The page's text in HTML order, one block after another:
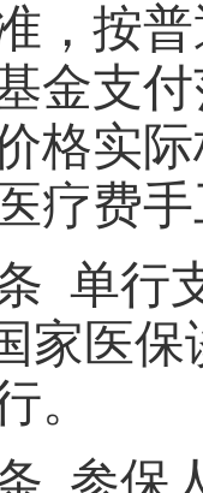
，按
金支
格实
疗费
单行
家医
。